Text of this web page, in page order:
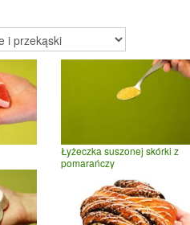
Łyżeczka suszonej skórki z
pomarańczy